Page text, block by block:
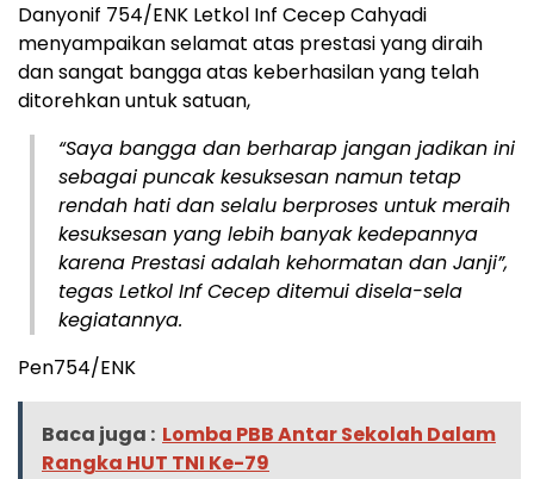
Danyonif 754/ENK Letkol Inf Cecep Cahyadi
menyampaikan selamat atas prestasi yang diraih
dan sangat bangga atas keberhasilan yang telah
ditorehkan untuk satuan,
“Saya bangga dan berharap jangan jadikan ini
sebagai puncak kesuksesan namun tetap
rendah hati dan selalu berproses untuk meraih
kesuksesan yang lebih banyak kedepannya
karena Prestasi adalah kehormatan dan Janji”,
tegas Letkol Inf Cecep ditemui disela-sela
kegiatannya.
Pen754/ENK
Baca juga : Lomba PBB Antar Sekolah Dalam
Rangka HUT TNI Ke-79